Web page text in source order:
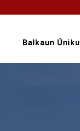
Balkaun Úniku